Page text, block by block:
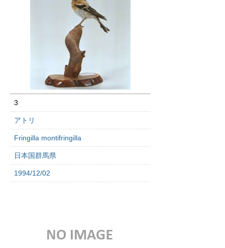
3
アトリ
Fringilla montifringilla
日本国群馬県
1994/12/02